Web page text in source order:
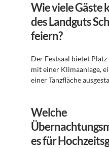
Wie viele Gäste
des Landguts
feiern?
Der Festsaal bietet
mit einer Klimaanlage,
einer Tanzfläche
Welche
es für